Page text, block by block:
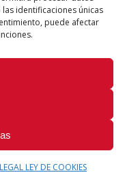
identificaciones únicas
puede afectar
LEY DE COOKIES
your friends!